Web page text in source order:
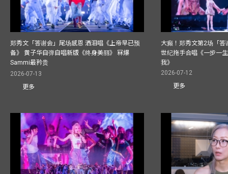
郑秀文「答谢会」尾场感恩 洒泪唱《上帝早已预
备》 黄子华自弹自唱新版《终身美丽》 冧爆
Sammi最矜贵
2026-07-13
更多
大癫！郑秀文第2场「
世纪拖手合唱《一步一
我》
2026-07-12
更多